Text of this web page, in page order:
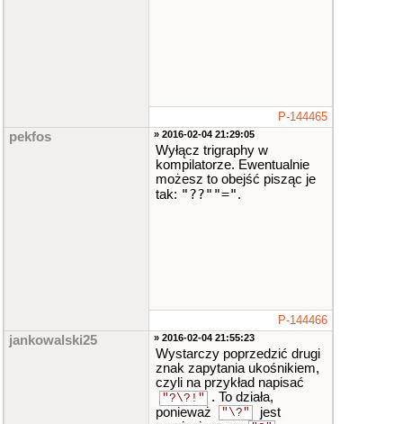
P-144465
pekfos » 2016-02-04 21:29:05
Wyłącz trigraphy w
kompilatorze. Ewentualnie
możesz to obejść pisząc je
tak: "??""=".
P-144466
jankowalski25 » 2016-02-04 21:55:23
Wystarczy poprzedzić drugi
znak zapytania ukośnikiem,
czyli na przykład napisać
"?\?!"
. To działa,
ponieważ
"\?"
jest